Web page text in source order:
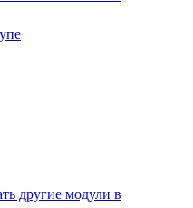
другие модули в